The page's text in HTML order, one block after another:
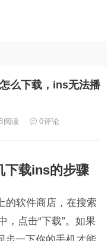
么下载，ins无法播
阅读 0评论
下载ins的步骤
的软件商店，在搜索
，点击“下载”。如果